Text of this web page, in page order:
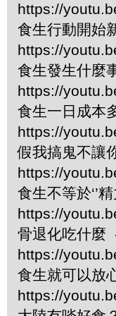
https://
食生行動開始
https://
食生發生什麼
https://
食生一日成本
https://
假我搞鬼不讓
https://
食生不等於‘’
https://
骨退化吃什麼
https://
食生就可以放
https://